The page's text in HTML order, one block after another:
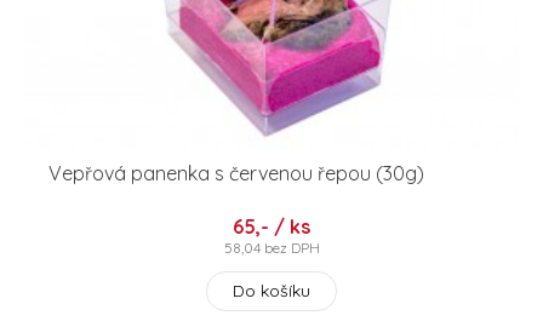
Vepřová panenka s červenou řepou (30g)
65,- / ks
58,04 bez DPH
Do košíku